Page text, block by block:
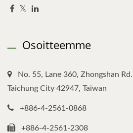
Osoitteemme
No. 55, Lane 360, Zhongshan
Taichung City 42947, Taiwan
+886-4-2561-0868
+886-4-2561-2308